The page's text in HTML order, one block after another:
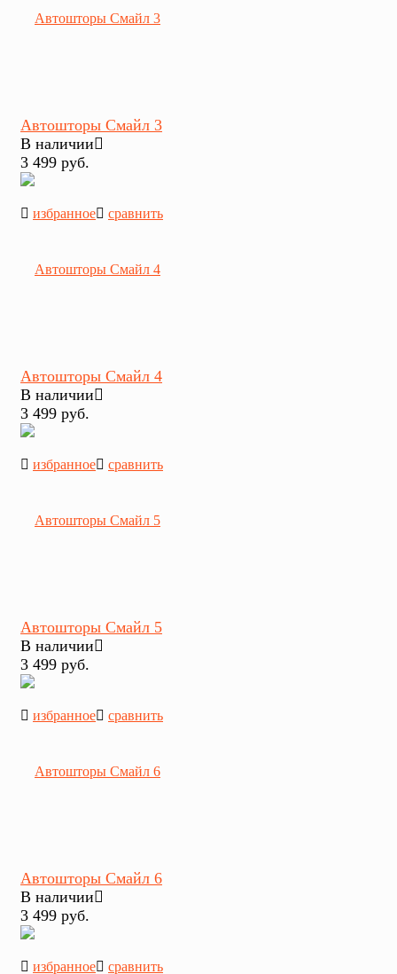
избранное сравнить
Автошторы Смайл 3
В наличии
3 499 руб.
избранное сравнить
Автошторы Смайл 4
В наличии
3 499 руб.
избранное сравнить
Автошторы Смайл 5
В наличии
3 499 руб.
избранное сравнить
Автошторы Смайл 6
В наличии
3 499 руб.